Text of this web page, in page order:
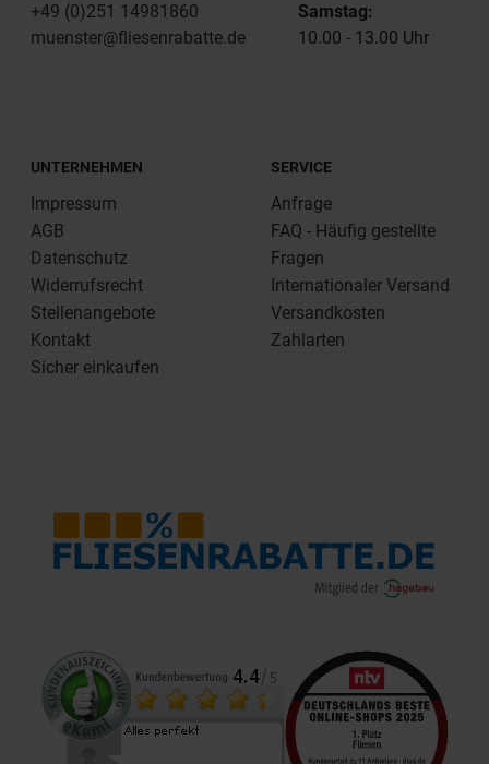
+49 (0)251 14981860
muenster@fliesenrabatte.de
Samstag:
10.00 - 13.00 Uhr
UNTERNEHMEN
Impressum
AGB
Datenschutz
Widerrufsrecht
Stellenangebote
Kontakt
Sicher einkaufen
SERVICE
Anfrage
FAQ - Häufig gestellte
Fragen
Internationaler Versand
Versandkosten
Zahlarten